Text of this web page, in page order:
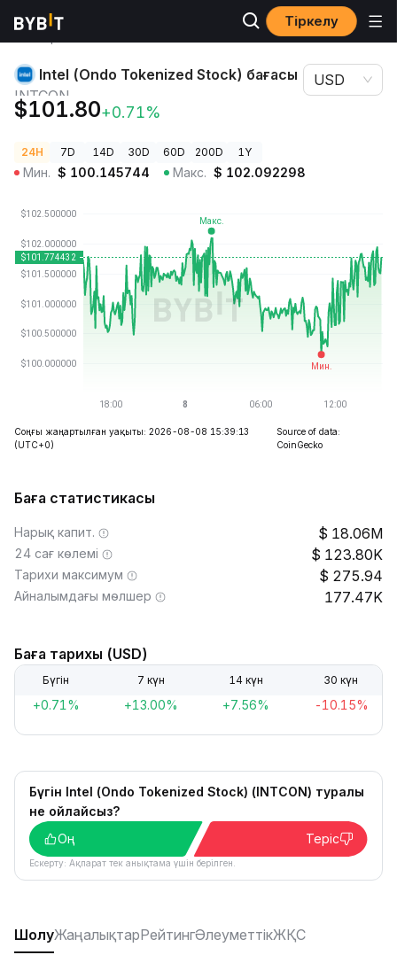
Тіркелу
Криптовалюта
Intel (Ondo Tokenized Stock) бағасы
Intel (Ondo Tokenized Stock) бағасы
INTCON
$101.80+0.71%
USD
24H 7D 14D 30D 60D 200D 1Y
Мин. $ 100.145744 Макс. $ 102.092298
Соңғы жаңартылған уақыты: 2026-08-08 15:39:13
(UTC+0)
Source of data:
CoinGecko
Баға статистикасы
Нарық капит. 18.06M
24 сағ көлемі 123.80K
Тарихи максимум 275.94
Айналымдағы мөлшер 177.47K
Баға тарихы (USD)
Бүгін 7 күн 14 күн 30 күн
+0.71% +13.00% +7.56% -10.15%
Бүгін Intel (Ondo Tokenized Stock) (INTCON) туралы
не ойлайсыз?
Оң
Теріс
Ескерту: Ақпарат тек анықтама үшін берілген.
ШолуЖаңалықтарРейтингӘлеуметтікЖҚС